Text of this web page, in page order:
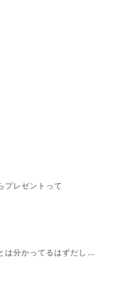
プレゼントって
は分かってるはずだし…